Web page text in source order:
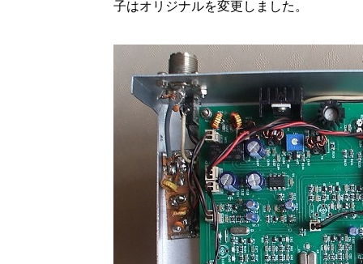
子はオリジナルを変更しました。